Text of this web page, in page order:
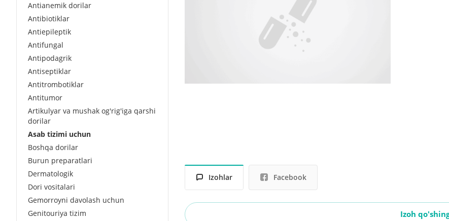
Izohlar Facebook
Izoh
Antianemik dorilar
Antibiotiklar
Antiepileptik
Antifungal
Antipodagrik
Antiseptiklar
Antitrombotiklar
Antitumor
Artikulyar va mushak og'rig'iga qarshi
dorilar
Asab tizimi uchun
Boshqa dorilar
Burun preparatlari
Dermatologik
Dori vositalari
Gemorroyni davolash uchun
Genitouriya tizim